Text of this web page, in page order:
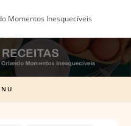
Momentos Inesquecíveis